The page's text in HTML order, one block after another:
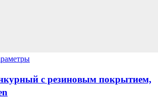
Этот
имеет
несколько
с резиновым покрытием,